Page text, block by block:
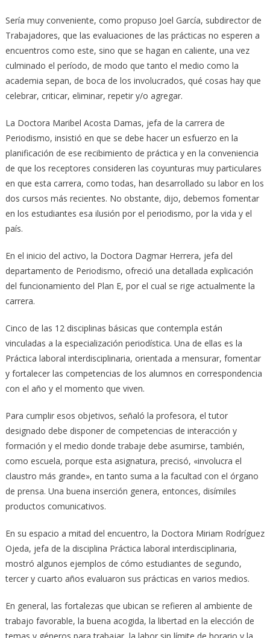
Sería muy conveniente, como propuso Joel García, subdirector de
Trabajadores, que las evaluaciones de las prácticas no esperen a
encuentros como este, sino que se hagan en caliente, una vez
culminado el período, de modo que tanto el medio como la
academia sepan, de boca de los involucrados, qué cosas hay que
celebrar, criticar, eliminar, repetir y/o agregar.
La Doctora Maribel Acosta Damas, jefa de la carrera de
Periodismo, insistió en que se debe hacer un esfuerzo en la
planificación de ese recibimiento de práctica y en la conveniencia
de que los receptores consideren las coyunturas muy particulares
en que esta carrera, como todas, han desarrollado su labor en los
dos cursos más recientes. No obstante, dijo, debemos fomentar
en los estudiantes esa ilusión por el periodismo, por la vida y el
país.
En el inicio del activo, la Doctora Dagmar Herrera, jefa del
departamento de Periodismo, ofreció una detallada explicación
del funcionamiento del Plan E, por el cual se rige actualmente la
carrera.
Cinco de las 12 disciplinas básicas que contempla están
vinculadas a la especialización periodística. Una de ellas es la
Práctica laboral interdisciplinaria, orientada a mensurar, fomentar
y fortalecer las competencias de los alumnos en correspondencia
con el año y el momento que viven.
Para cumplir esos objetivos, señaló la profesora, el tutor
designado debe disponer de competencias de interacción y
formación y el medio donde trabaje debe asumirse, también,
como escuela, porque esta asignatura, precisó, «involucra el
claustro más grande», en tanto suma a la facultad con el órgano
de prensa. Una buena inserción genera, entonces, disímiles
productos comunicativos.
En su espacio a mitad del encuentro, la Doctora Miriam Rodríguez
Ojeda, jefa de la disciplina Práctica laboral interdisciplinaria,
mostró algunos ejemplos de cómo estudiantes de segundo,
tercer y cuarto años evaluaron sus prácticas en varios medios.
En general, las fortalezas que ubican se refieren al ambiente de
trabajo favorable, la buena acogida, la libertad en la elección de
temas y géneros para trabajar, la labor sin límite de horario y la